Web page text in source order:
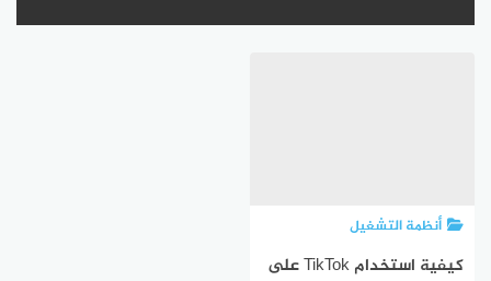
أنظمة التشغيل
كيفية استخدام TikTok على